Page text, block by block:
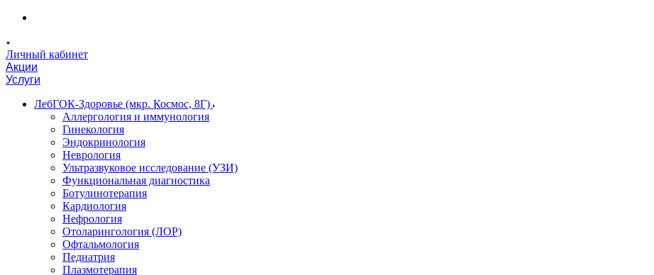
Личный кабинет
Акции
Услуги
ЛебГОК-Здоровье (мкр. Космос, 8Г)
Аллергология и иммунология
Гинекология
Эндокринология
Неврология
Ультразвуковое исследование (УЗИ)
Функциональная диагностика
Ботулинотерапия
Кардиология
Нефрология
Отоларингология (ЛОР)
Офтальмология
Педиатрия
Плазмотерапия